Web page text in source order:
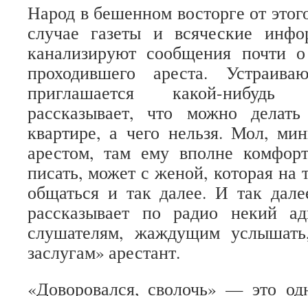
Народ в бешенном восторге от
случае газеты и всяческие
канализируют сообщения почти
проходившего ареста.
приглашается какой-
рассказывает, что можно
квартире, а чего нельзя. Мол,
арестом, там ему вполне
писать, может с женой, которая на
общаться и так далее. И так
рассказывает по радио некий
слушателям, жаждущим
заслугам» арестант.
«Доворовался, сволочь» — это